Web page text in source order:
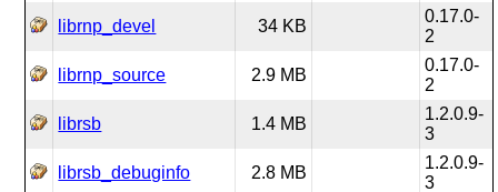
librnp_devel 34 KB
0.17.0-
2
librnp_source 2.9 MB
0.17.0-
2
librsb 1.4 MB
1.2.0.9-
3
librsb_debuginfo 2.8 MB
1.2.0.9-
3